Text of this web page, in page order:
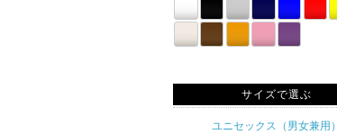
サイズで選ぶ
ユニセックス（男女兼用）